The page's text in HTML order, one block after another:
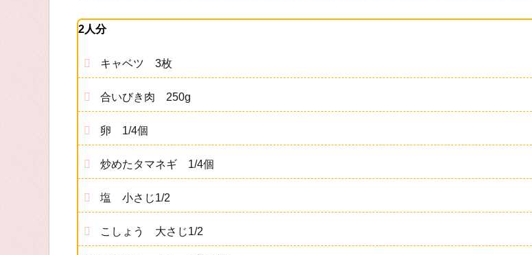
2人分
キャベツ 3枚
合いびき肉 250g
卵 1/4個
炒めたタマネギ 1/4個
塩 小さじ1/2
こしょう 大さじ1/2